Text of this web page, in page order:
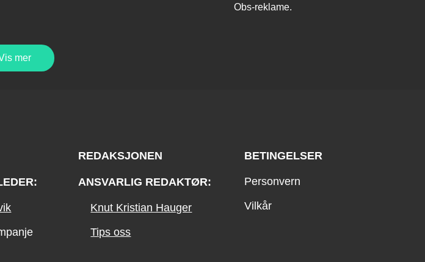
Obs-reklame.
mer
REDAKSJONEN
ANSVARLIG REDAKTØR:
Knut Kristian Hauger
Tips oss
BETINGELSER
Personvern
Vilkår